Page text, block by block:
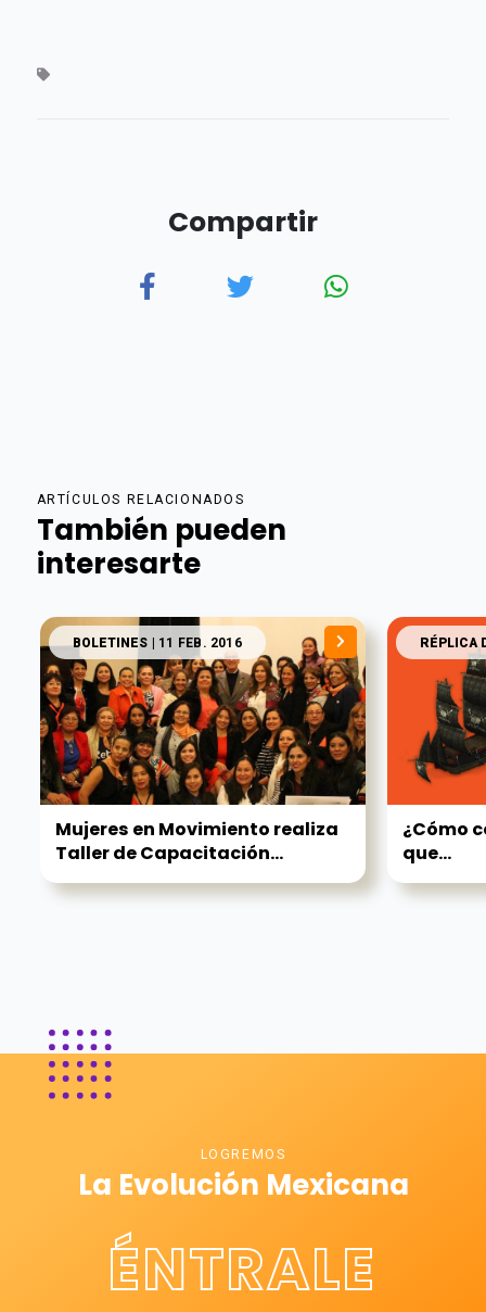
Compartir
ARTÍCULOS RELACIONADOS
También pueden
interesarte
BOLETINES | 11 FEB. 2016
Mujeres en Movimiento realiza
Taller de Capacitación...
RÉPLICA
¿Cómo
que...
LOGREMOS
La Evolución Mexicana
ÉNTRALE